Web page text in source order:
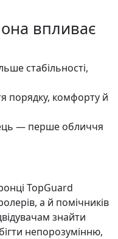
впливає
стабільності,
порядку, комфорту й
— перше обличчя
TopGuard
а й помічників
знайти
непорозумінню,